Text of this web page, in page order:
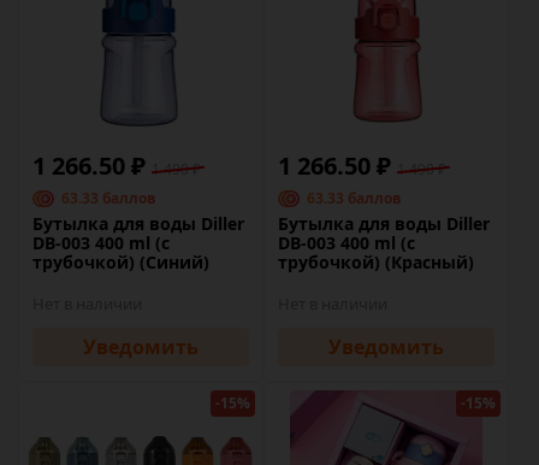
1 266.50 ₽ 1 490 ₽
63.33 баллов
Бутылка для воды Diller
DB-003 400 ml (с
трубочкой) (Синий)
Уведомить
1 266.50 ₽ 1 490 ₽
63.33 баллов
Бутылка для воды Diller
DB-003 400 ml (с
трубочкой) (Красный)
Уведомить
-15% -15%